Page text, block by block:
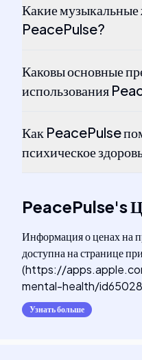
Какие
PeacePulse?
Каковы основные
использования
Как PeacePulse
психическое
PeacePulse's
Информация о ценах на
доступна на странице
(https://
mental-health/
Узнать больше